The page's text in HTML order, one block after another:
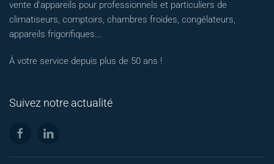
vente d'appareils pour professionnels et particuliers de
climatiseurs, comptoirs, chambres froides, congélateurs,
appareils frigorifiques...
À votre service depuis plus de 50 ans !
Suivez notre actualité